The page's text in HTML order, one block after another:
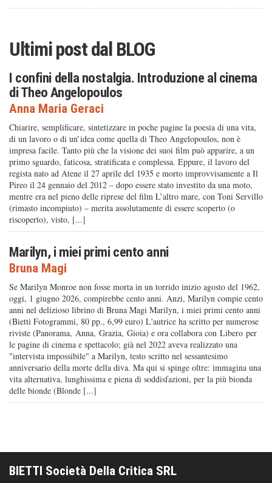
Ultimi post dalBLOG
I confini della nostalgia. Introduzione al cinema
di Theo Angelopoulos
Anna Maria Geraci
Chiarire, semplificare, sintetizzare in poche pagine la poesia di una vita,
di un lavoro o di un’idea come quella di Theo Angelopoulos, non è
impresa facile. Tanto più che la visione dei suoi film può apparire, a un
primo sguardo, faticosa, stratificata e complessa. Eppure, il lavoro del
regista nato ad Atene il 27 aprile del 1935 e morto improvvisamente a Il
Pireo il 24 gennaio del 2012 – dopo essere stato investito da una moto,
mentre era nel pieno delle riprese del film L’altro mare, con Toni Servillo
(rimasto incompiuto) – merita assolutamente di essere scoperto (o
riscoperto), visto, [...]
Marilyn, i miei primi cento anni
Bruna Magi
Se Marilyn Monroe non fosse morta in un torrido inizio agosto del 1962,
oggi, 1 giugno 2026, compirebbe cento anni. Anzi, Marilyn compie cento
anni nel delizioso librino di Bruna Magi Marilyn, i miei primi cento anni
(Bietti Fotogrammi, 80 pp., 6,99 euro) L'autrice ha scritto per numerose
riviste (Panorama, Anna, Grazia, Gioia) e ora collabora con Libero per
le pagine di cinema e spettacolo; già nel 2022 aveva realizzato una
"intervista impossibile" a Marilyn, testo scritto nel sessantesimo
anniversario della morte della diva. Ma qui si spinge oltre: immagina una
vita alternativa, lunghissima e piena di soddisfazioni, per la più bionda
delle bionde (Blonde [...]
BIETTI Società Della Critica SRL